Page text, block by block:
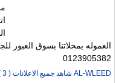
العموله بمحلاتنا بسوق العبور
0123905382
AL-WLEED شاهد جميع الاعلانات ( 3 )